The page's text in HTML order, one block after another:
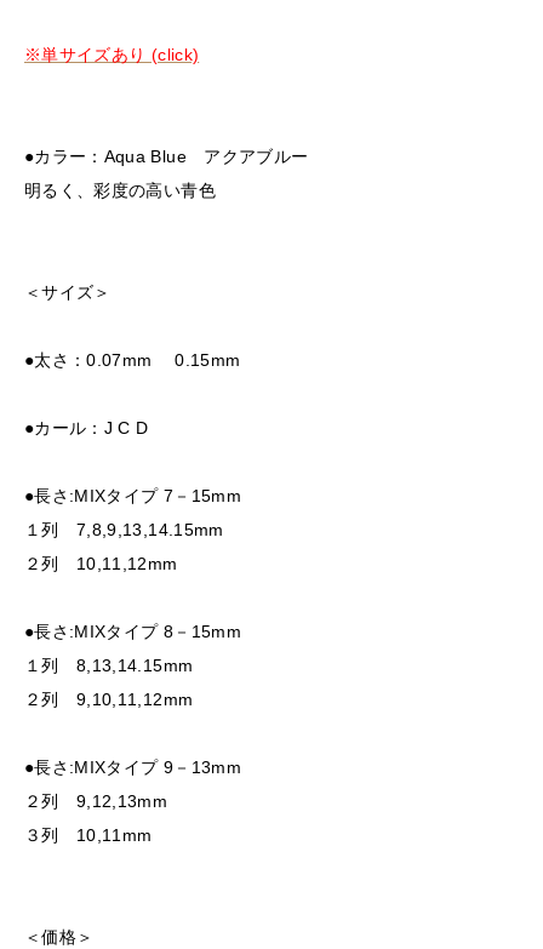
※単サイズあり (click)
●カラー：Aqua Blue アクアブルー
明るく、彩度の高い青色
＜サイズ＞
●太さ：0.07mm 0.15mm
●カール：J C D
●長さ:MIXタイプ 7－15mm
１列 7,8,9,13,14.15mm
２列 10,11,12mm
●長さ:MIXタイプ 8－15mm
１列 8,13,14.15mm
２列 9,10,11,12mm
●長さ:MIXタイプ 9－13mm
２列 9,12,13mm
３列 10,11mm
＜価格＞